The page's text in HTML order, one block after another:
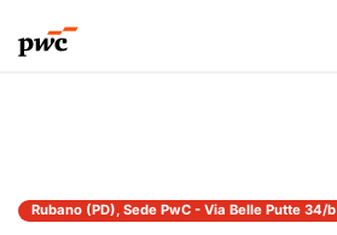
Rubano (PD), Sede PwC - Via Belle Putte 34/b